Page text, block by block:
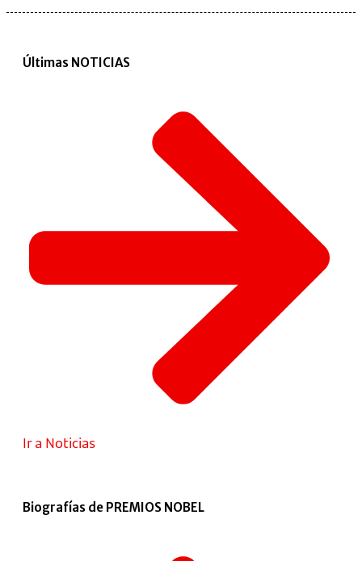
Últimas NOTICIAS
Ir a Noticias
Biografías de PREMIOS NOBEL